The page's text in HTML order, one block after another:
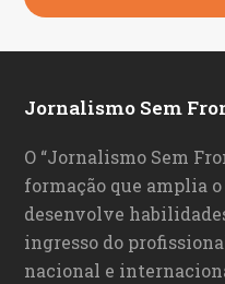
Jornalismo Sem
O “Jornalismo Sem
formação que amplia
desenvolve
ingresso do
nacional e